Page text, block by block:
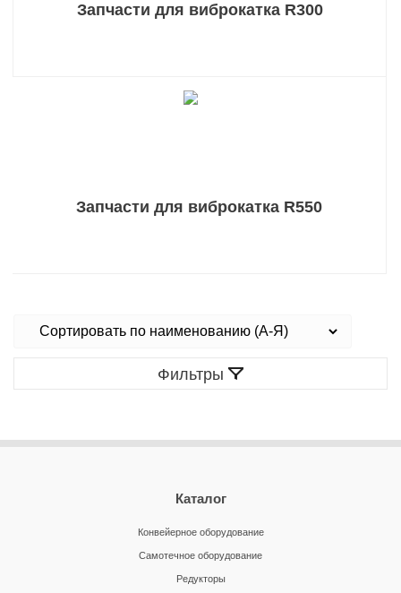
Запчасти для виброкатка R300
Запчасти для виброкатка R550
Фильтры
Каталог
Конвейерное оборудование
Самотечное оборудование
Редукторы